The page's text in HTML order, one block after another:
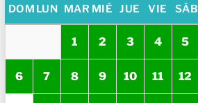
DOM LUN MAR MIÉ JUE VIE SÁB
1 2 3 4 5
6 7 8 9 10 11 12